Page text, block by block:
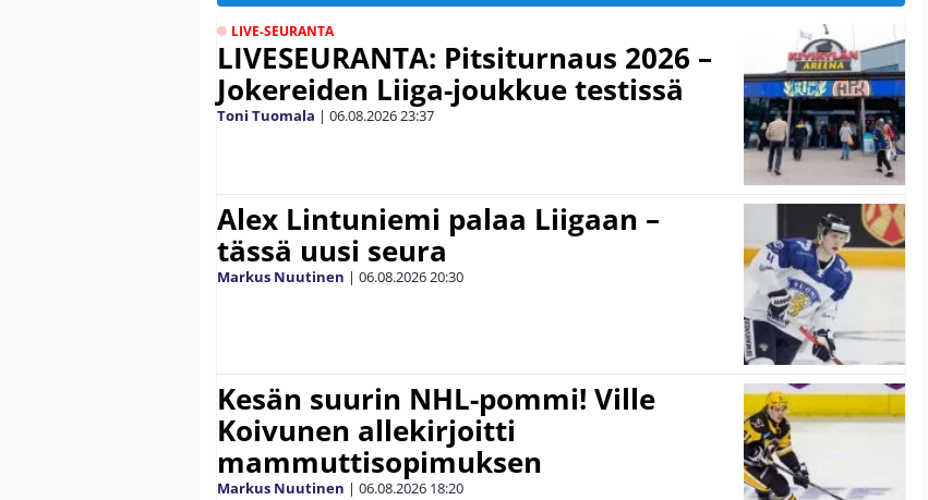
LIVE-SEURANTA
LIVESEURANTA: Pitsiturnaus 2026 –
Jokereiden Liiga-joukkue testissä
Toni Tuomala | 06.08.202623:37
Alex Lintuniemi palaa Liigaan –
tässä uusi seura
Markus Nuutinen | 06.08.202620:30
Kesän suurin NHL-pommi! Ville
Koivunen allekirjoitti
mammuttisopimuksen
Markus Nuutinen | 06.08.2026 18:20